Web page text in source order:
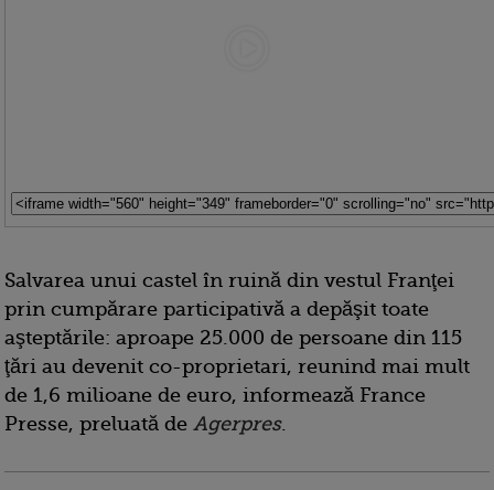
Salvarea unui castel în ruină din vestul Franţei
prin cumpărare participativă a depăşit toate
aşteptările: aproape 25.000 de persoane din 115
ţări au devenit co-proprietari, reunind mai mult
de 1,6 milioane de euro, informează France
Presse, preluată de Agerpres.